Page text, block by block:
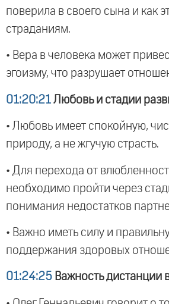
поверила в своего сына и как
страданиям.
• Вера в человека может
эгоизму, что разрушает
01:20:21 Любовь и стадии
• Любовь имеет спокойную,
природу, а не жгучую страсть.
• Для перехода от
необходимо пройти через
понимания недостатков
• Важно иметь силу и
поддержания здоровых
01:24:25 Важность дистанции